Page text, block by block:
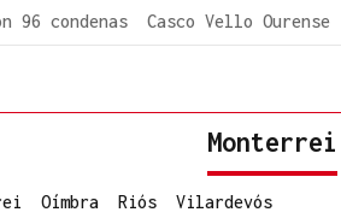
96 condenas Casco Vello Ourense
Monterrei
Oímbra Riós Vilardevós